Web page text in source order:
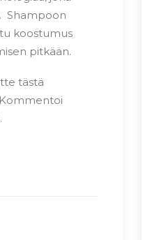
Shampoon
koostumus
pitkään.
tästä